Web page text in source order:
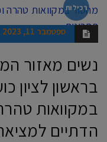
רכילות
ספטמבר 11, 2023
נשים מאזור
בראשון לציון
במקוואות
הדתיים